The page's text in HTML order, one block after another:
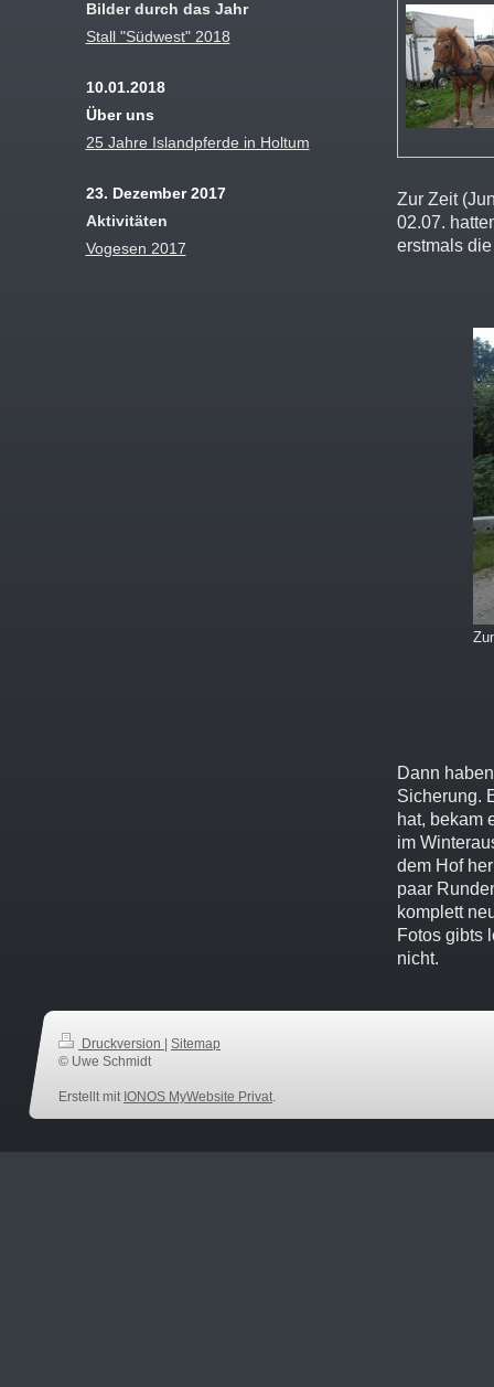
Zur Zeit
02.07.
erstmals
Dann
Sicherung.
hat, bekam
im
dem Hof
paar
komplett
Fotos gibts
nicht.
Bilder durch das Jahr
Stall "Südwest" 2018
10.01.2018
Über uns
25 Jahre Islandpferde in Holtum
23. Dezember 2017
Aktivitäten
Vogesen 2017
Druckversion | Sitemap
© Uwe Schmidt
Erstellt mit IONOS MyWebsite Privat.